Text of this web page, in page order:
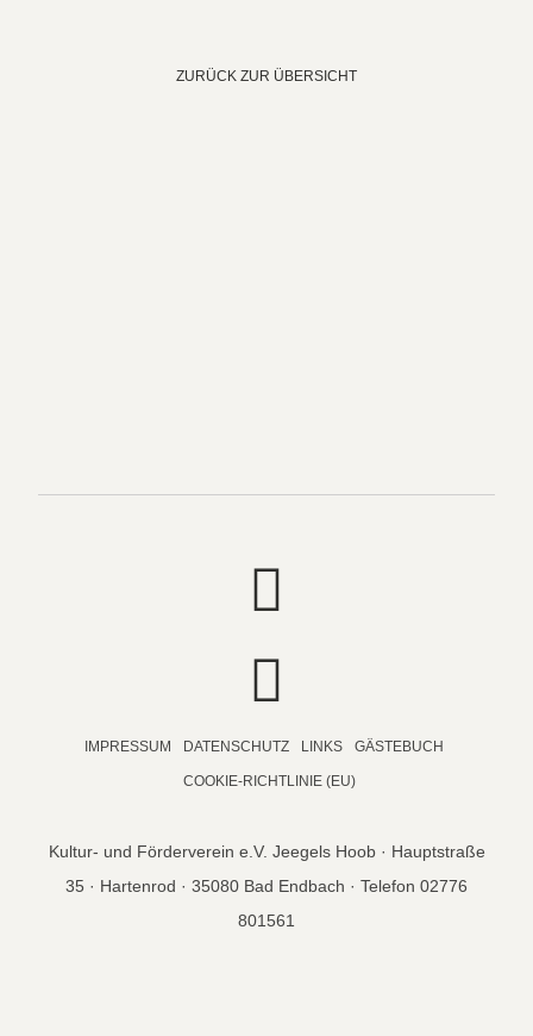
ZURÜCK ZUR ÜBERSICHT
Kultur- und Förderverein e.V. Jeegels Hoob · Hauptstraße
35 · Hartenrod · 35080 Bad Endbach · Telefon 02776
801561
IMPRESSUM DATENSCHUTZ LINKS GÄSTEBUCH
COOKIE-RICHTLINIE (EU)